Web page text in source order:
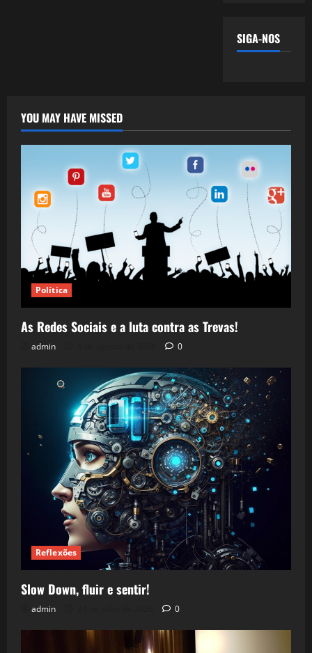
SIGA-NOS
YOU MAY HAVE MISSED
Política
As Redes Sociais e a luta contra as Trevas!
admin 0
Reflexões
Slow Down, fluir e sentir!
admin 0